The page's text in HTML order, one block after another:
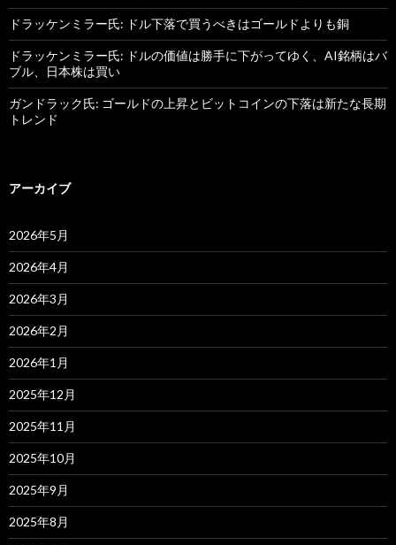
ドラッケンミラー氏: ドル下落で買うべきはゴールドよりも銅
ドラッケンミラー氏: ドルの価値は勝手に下がってゆく、AI銘柄はバ
ブル、日本株は買い
ガンドラック氏: ゴールドの上昇とビットコインの下落は新たな長期
トレンド
アーカイブ
2026年5月
2026年4月
2026年3月
2026年2月
2026年1月
2025年12月
2025年11月
2025年10月
2025年9月
2025年8月